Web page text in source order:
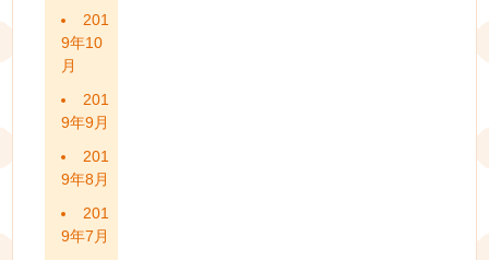
201
9年10
月
201
9年9月
201
9年8月
201
9年7月